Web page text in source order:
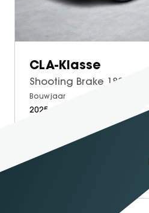
CLA-Klasse
Bouwjaar
2025